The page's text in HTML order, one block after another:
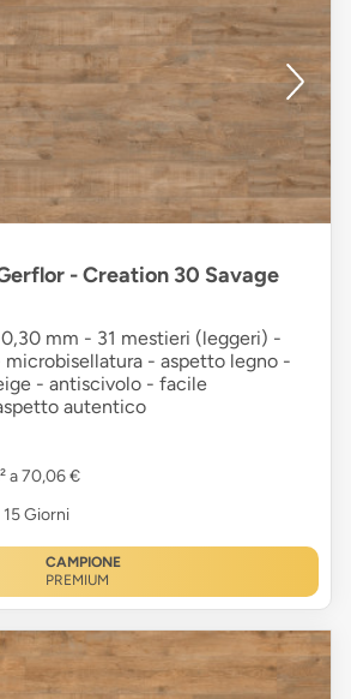
- Creation 30 Savage
mm - 31 mestieri (leggeri) -
- aspetto legno -
- antiscivolo - facile
autentico
a 70,06 €
15 Giorni
CAMPIONE
PREMIUM